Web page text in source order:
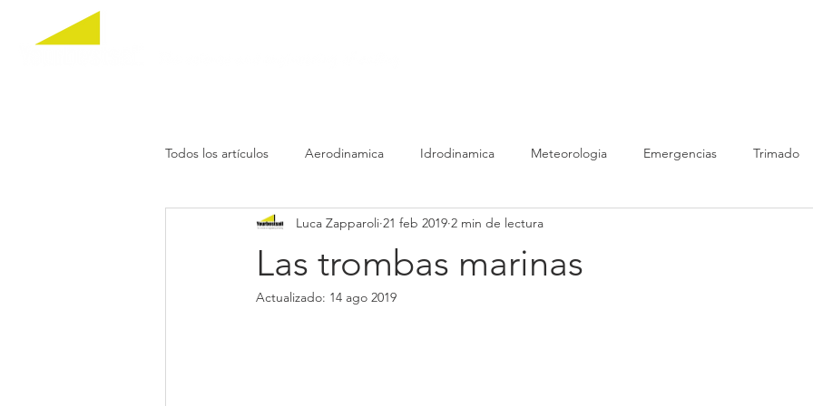
Todos los artículos Aerodinamica Idrodinamica Meteorologia Emergencias Trimado
Las trombas marinas
Luca Zapparoli 21 feb 2019 2 min de lectura
Actualizado: 14 ago 2019